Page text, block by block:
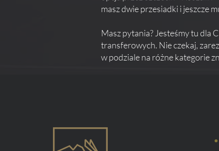
masz dwie przesiadki i jeszcze
Masz pytania? Jesteśmy tu dla
transferowych. Nie czekaj,
w podziale na różne kategorie